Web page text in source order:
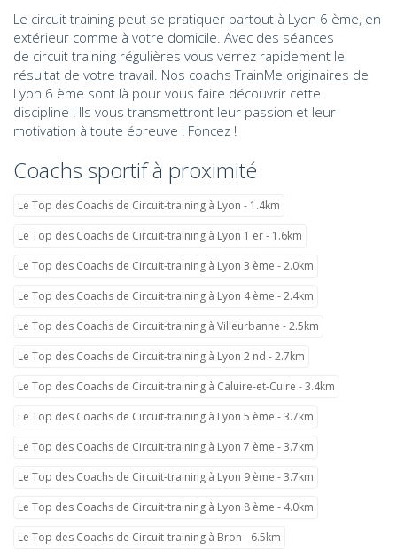
Le circuit training peut se pratiquer partout à Lyon 6 ème, en
extérieur comme à votre domicile. Avec des séances
de circuit training régulières vous verrez rapidement le
résultat de votre travail. Nos coachs TrainMe originaires de
Lyon 6 ème sont là pour vous faire découvrir cette
discipline ! Ils vous transmettront leur passion et leur
motivation à toute épreuve ! Foncez !
Coachs sportif à proximité
Le Top des Coachs de Circuit-training à Lyon - 1.4km
Le Top des Coachs de Circuit-training à Lyon 1 er - 1.6km
Le Top des Coachs de Circuit-training à Lyon 3 ème - 2.0km
Le Top des Coachs de Circuit-training à Lyon 4 ème - 2.4km
Le Top des Coachs de Circuit-training à Villeurbanne - 2.5km
Le Top des Coachs de Circuit-training à Lyon 2 nd - 2.7km
Le Top des Coachs de Circuit-training à Caluire-et-Cuire - 3.4km
Le Top des Coachs de Circuit-training à Lyon 5 ème - 3.7km
Le Top des Coachs de Circuit-training à Lyon 7 ème - 3.7km
Le Top des Coachs de Circuit-training à Lyon 9 ème - 3.7km
Le Top des Coachs de Circuit-training à Lyon 8 ème - 4.0km
Le Top des Coachs de Circuit-training à Bron - 6.5km